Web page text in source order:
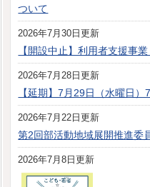
ついて
2026年7月30日更新
【開設中止】利用者支援事
2026年7月28日更新
【延期】7月29日（水曜日
2026年7月22日更新
第2回部活動地域展開推進委
2026年7月8日更新